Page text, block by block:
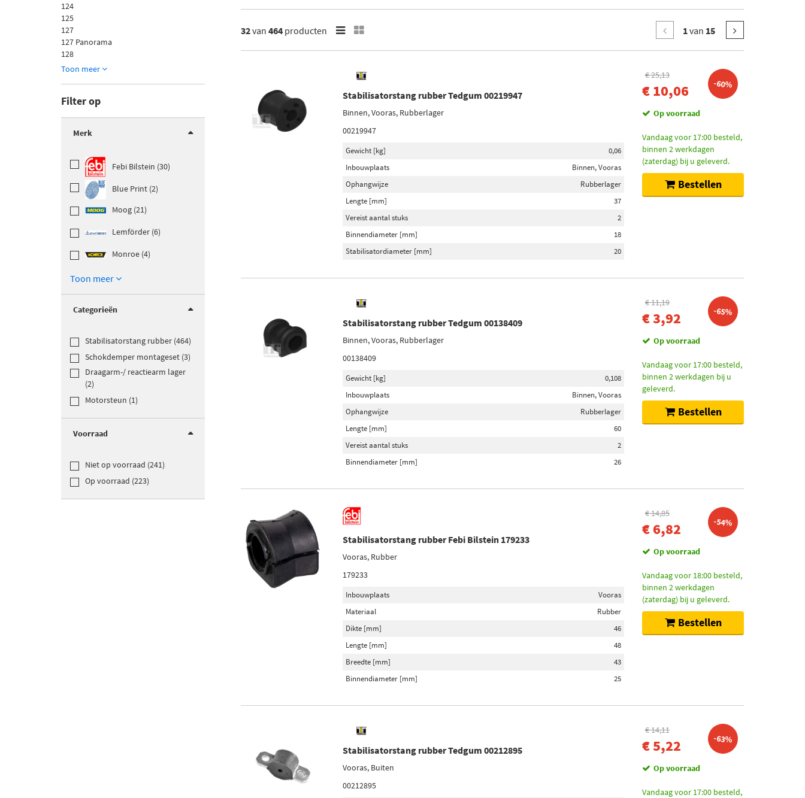
124
125
127
127 Panorama
128
Toon meer
Filter op
Merk
Febi Bilstein (30)
Blue Print (2)
Moog (21)
Lemförder (6)
Monroe (4)
Toon meer
Categorieën
Stabilisatorstang rubber (464)
Schokdemper montageset (3)
Draagarm-/ reactiearm lager
(2)
Motorsteun (1)
Voorraad
Niet op voorraad (241)
Op voorraad (223)
32van 464 producten 1van 15
Stabilisatorstang rubber Tedgum 00219947
Binnen, Vooras, Rubberlager
00219947
Gewicht [kg]
0,06
Inbouwplaats
Binnen, Vooras
Ophangwijze
Rubberlager
Lengte [mm]
37
Vereist aantal stuks
2
Binnendiameter [mm]
18
Stabilisatordiameter [mm]
20
€ 25,13
€ 10,06 -60%
Op voorraad
Vandaag voor 17:00 besteld,
binnen 2 werkdagen
(zaterdag) bij u geleverd.
Bestellen
Stabilisatorstang rubber Tedgum 00138409
Binnen, Vooras, Rubberlager
00138409
Gewicht [kg]
0,108
Inbouwplaats
Binnen, Vooras
Ophangwijze
Rubberlager
Lengte [mm]
60
Vereist aantal stuks
2
Binnendiameter [mm]
26
€ 11,19
€ 3,92 -65%
Op voorraad
Vandaag voor 17:00 besteld,
binnen 2 werkdagen bij u
geleverd.
Bestellen
Stabilisatorstang rubber Febi Bilstein 179233
Vooras, Rubber
179233
Inbouwplaats
Vooras
Materiaal
Rubber
Dikte [mm]
46
Lengte [mm]
48
Breedte [mm]
43
Binnendiameter [mm]
25
€ 14,85
€ 6,82 -54%
Op voorraad
Vandaag voor 18:00 besteld,
binnen 2 werkdagen
(zaterdag) bij u geleverd.
Bestellen
Stabilisatorstang rubber Tedgum 00212895
Vooras, Buiten
00212895
€ 14,11
€ 5,22 -63%
Op voorraad
Vandaag voor 17:00 besteld,